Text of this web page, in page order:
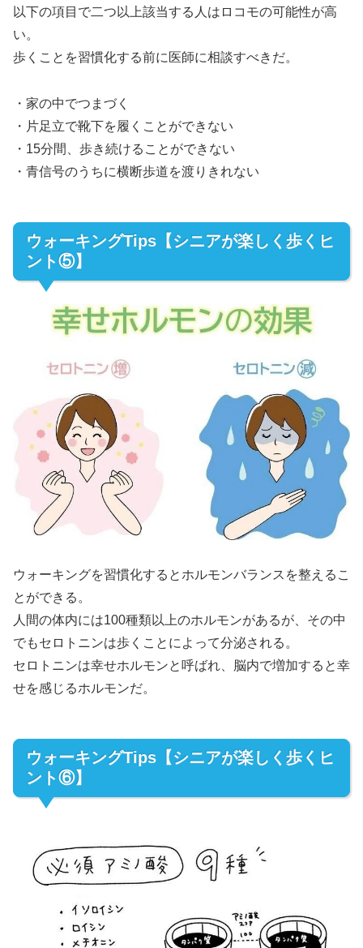
以下の項目で二つ以上該当する人はロコモの可能性が高
い。
歩くことを習慣化する前に医師に相談すべきだ。
・家の中でつまづく
・片足立で靴下を履くことができない
・15分間、歩き続けることができない
・青信号のうちに横断歩道を渡りきれない
ウォーキングTips【シニアが楽しく歩くヒ
ント⑤】
ウォーキングを習慣化するとホルモンバランスを整えるこ
とができる。
人間の体内には100種類以上のホルモンがあるが、その中
でもセロトニンは歩くことによって分泌される。
セロトニンは幸せホルモンと呼ばれ、脳内で増加すると幸
せを感じるホルモンだ。
ウォーキングTips【シニアが楽しく歩くヒ
ント⑥】